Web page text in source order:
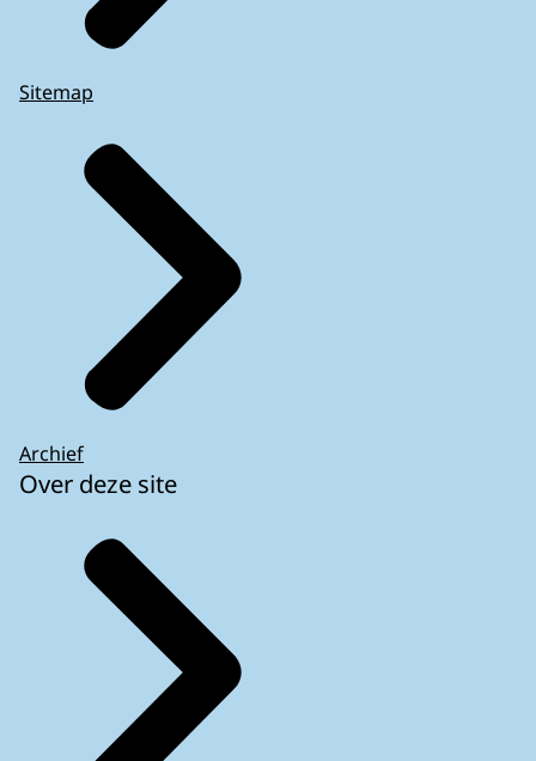
Sitemap
Archief
Over deze site